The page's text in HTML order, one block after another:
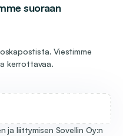
suoraan
Viestimme
kerrottavaa.
ja liittymisen Sovellin Oy:n